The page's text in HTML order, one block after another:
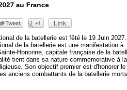
au France
de la batellerie est fêté le 19 Juin
de la batellerie est une manifestation à
Honorine, capitale française de la
tient dans sa nature commémorative à
Son objectif premier est d'honorer le
anciens combattants de la batellerie